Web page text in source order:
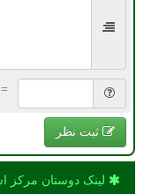
= ۲ بعلاوه ۴
ثبت نظر
لینک دوستان مركز